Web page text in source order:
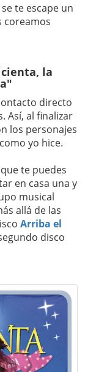
te escape un
coreamos
la
directo
Así, al finalizar
los personajes
yo hice.
te puedes
en casa una y
musical
allá de las
Arriba el
disco